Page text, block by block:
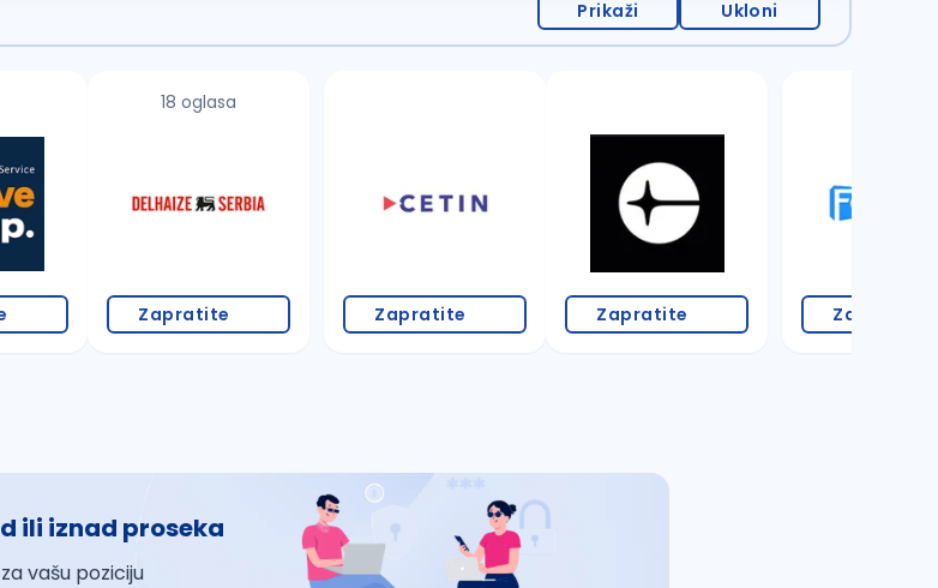
Prikaži Ukloni
18 oglasa
Zapratite Zapratite Zapratite Zapratite
ili iznad proseka
vašu poziciju